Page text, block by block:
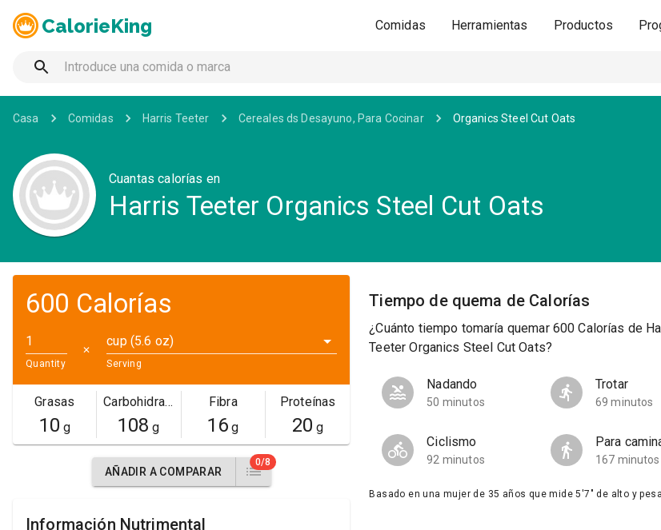
CalorieKing Comidas Herramientas Productos
Casa Comidas Harris Teeter Cereales ds Desayuno, Para Cocinar Organics Steel Cut Oats
Cuantas calorías en
Harris Teeter Organics Steel Cut Oats
600 Calorías
Quantity
✕
cup (5.6 oz)
Serving
Grasas
10 g
Carbohidratos
108 g
Fibra
16 g
Proteínas
20 g
AÑADIR A COMPARAR
0/8
Información Nutrimental
Tiempo de quema de Calorías
¿Cuánto tiempo tomaría quemar 600 Calorías de
Teeter Organics Steel Cut Oats?
Nadando
50 minutos
Trotar
69 minutos
Ciclismo
92 minutos
Para
167 minutos
Basado en una mujer de 35 años que mide 5'7" de alto y